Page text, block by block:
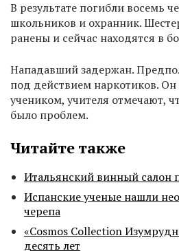
В результате погибли восемь
школьников и охранник.
ранены и сейчас находятся в
Нападавший задержан.
под действием наркотиков.
учеником, учителя отмечают,
было проблем.
Читайте также
Итальянский винный салон
Испанские ученые нашли
черепа
«Cosmos Collection
десять лет